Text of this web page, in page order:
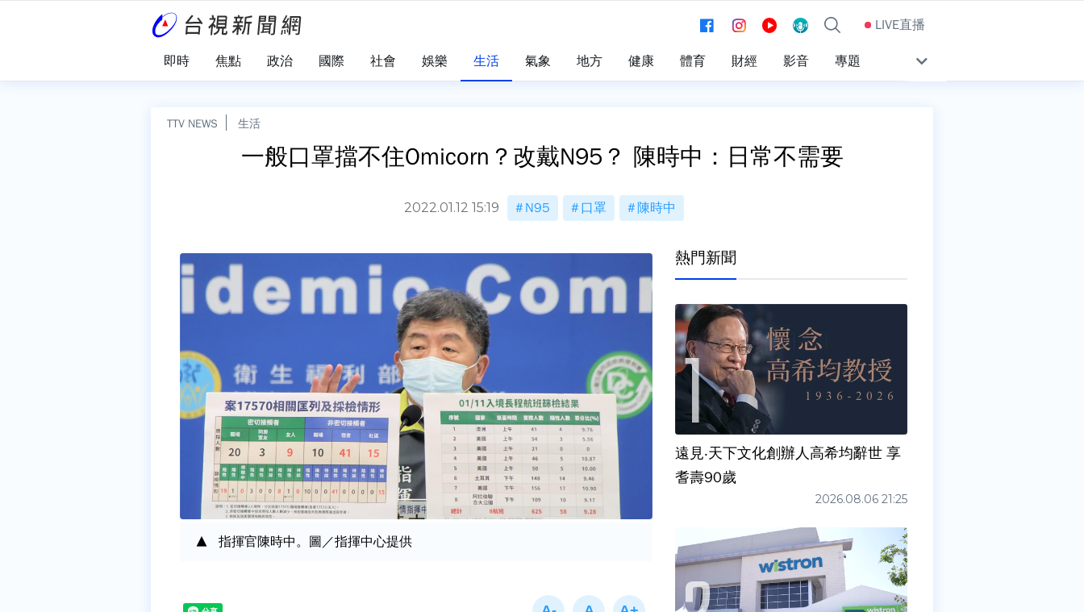
LIVE直播
即時 焦點 政治 國際 社會 娛樂 生活 氣象 地方 健康 體育 財經 影音 專題
TTV NEWS 生活
一般口罩擋不住Omicorn？改戴N95？ 陳時中：日常不需要
2022.01.12 15:19 N95 口罩 陳時中
指揮官陳時中。圖／指揮中心提供
熱門新聞
遠見‧天下文化創辦人高希均辭世 享
耆壽90歲
2026.08.06 21:25